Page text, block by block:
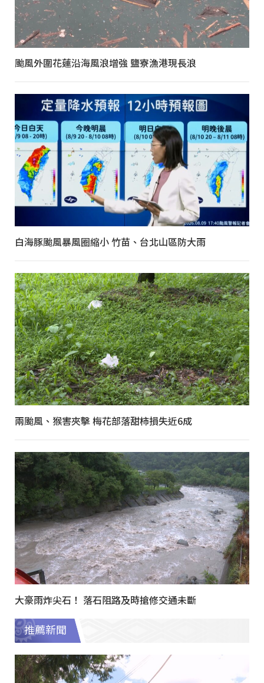
颱風外圍花蓮沿海風浪增強 鹽寮漁港現長浪
白海豚颱風暴風圈縮小 竹苗、台北山區防大雨
兩颱風、猴害夾擊 梅花部落甜柿損失近6成
大豪雨炸尖石！ 落石阻路及時搶修交通未斷
推薦新聞